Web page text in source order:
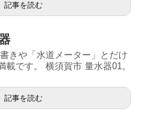
記事を読む
きや「水道メーター」とだけ
載です。 横須賀市 量水器01。
記事を読む